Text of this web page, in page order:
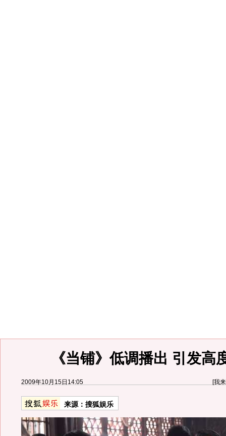
《当铺》低调播出 引发高
2009年10月15日14:05 [我
来源： 搜狐娱乐